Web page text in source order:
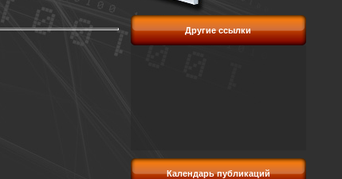
Другие ссылки
Календарь публикаций